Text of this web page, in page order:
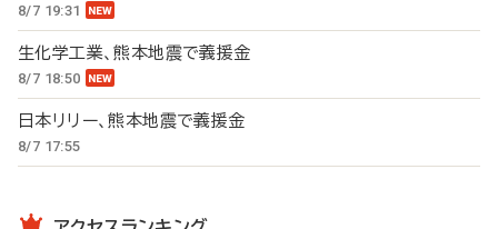
8/7 19:31
生化学工業、熊本地震で義援金
8/7 18:50
日本リリー、熊本地震で義援金
8/7 17:55